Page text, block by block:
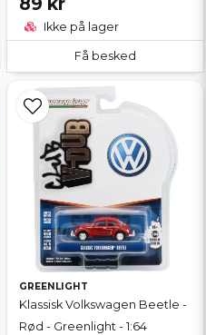
Ikke på lager
Få besked
GREENLIGHT
Klassisk Volkswagen Beetle -
Rød - Greenlight - 1:64